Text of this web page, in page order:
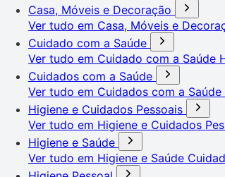
Casa, Móveis e Decoração
Ver tudo em Casa, Móveis e
Cuidado com a Saúde
Ver tudo em Cuidado com a Saúde
Cuidados com a Saúde
Ver tudo em Cuidados com a Saúde
Higiene e Cuidados Pessoais
Ver tudo em Higiene e Cuidados
Higiene e Saúde
Ver tudo em Higiene e Saúde